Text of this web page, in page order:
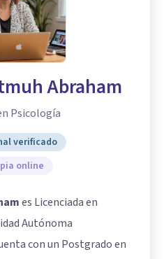
Abraham
Psicología
verificado
online
es Licenciada en
Autónoma
con un Postgrado en